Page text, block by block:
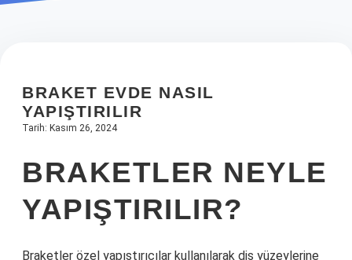
Hakkımızda
BRAKET EVDE NASIL
YAPIŞTIRILIR
Tarih: Kasım 26, 2024
BRAKETLER NEYLE
YAPIŞTIRILIR?
Braketler özel yapıştırıcılar kullanılarak diş yüzeylerine